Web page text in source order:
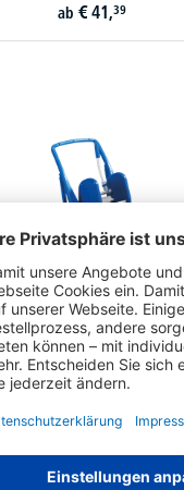
ab € 41,39
Orion 7961A/I 17l Presse